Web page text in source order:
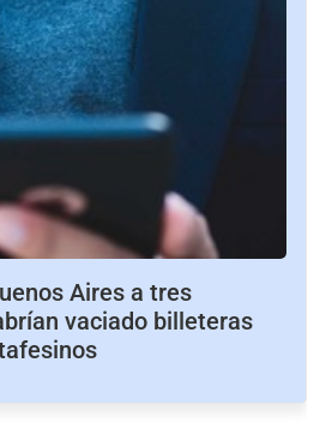
Aires a tres
vaciado billeteras